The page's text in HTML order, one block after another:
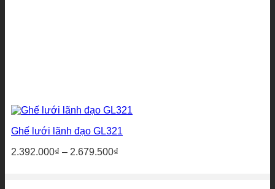
Ghế lưới lãnh đạo GL321
2.392.000₫ – 2.679.500₫